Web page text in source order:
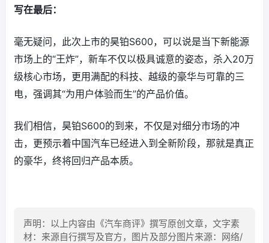
写在最后：
毫无疑问，此次上市的昊铂S600，可以说是当下新能源
市场上的“王炸”，新车不仅以极具诚意的姿态，杀入20万
级核心市场，更用满配的科技、越级的豪华与可靠的三
电，强调其“为用户体验而生”的产品价值。
我们相信，昊铂S600的到来，不仅是对细分市场的冲
击，更预示着中国汽车已经进入到全新阶段，那就是真正
的豪华，终将回归产品本质。
声明：以上内容由《汽车商评》撰写原创文章，文字素
材：来源自行撰写及官方，图片及部分图片来源：网络/